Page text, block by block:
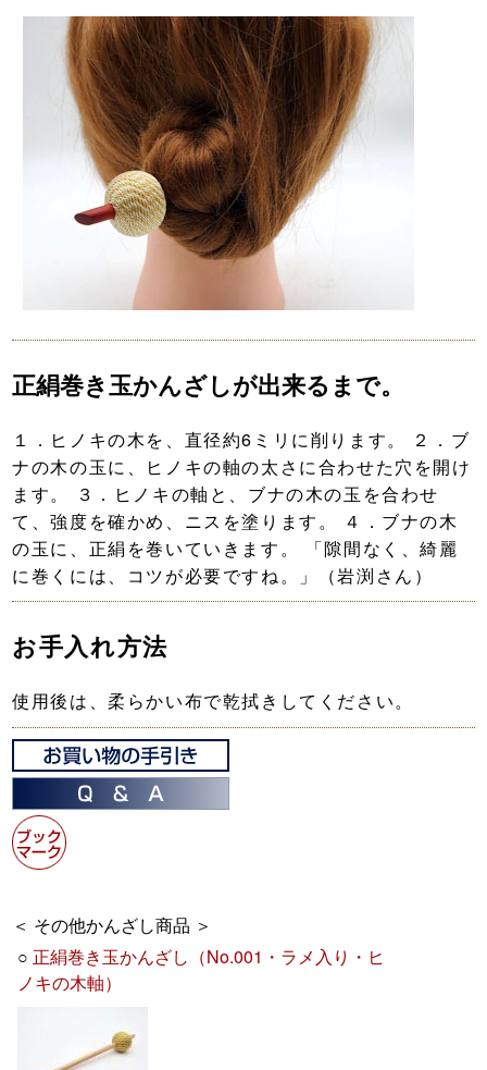
正絹巻き玉かんざしが出来るまで。
１．ヒノキの木を、直径約6ミリに削ります。 ２．ブ
ナの木の玉に、ヒノキの軸の太さに合わせた穴を開け
ます。 ３．ヒノキの軸と、ブナの木の玉を合わせ
て、強度を確かめ、ニスを塗ります。 ４．ブナの木
の玉に、正絹を巻いていきます。 「隙間なく、綺麗
に巻くには、コツが必要ですね。」（岩渕さん）
お手入れ方法
使用後は、柔らかい布で乾拭きしてください。
＜ その他かんざし商品 ＞
○ 正絹巻き玉かんざし（No.001・ラメ入り・ヒ
ノキの木軸）